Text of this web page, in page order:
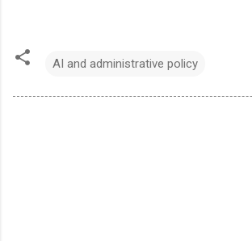
AI and administrative policy